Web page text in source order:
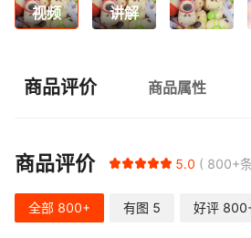
视频 讲解
商品评价 商品属性
商品评价 5.0 800+
全部 800+ 有图 5 好评